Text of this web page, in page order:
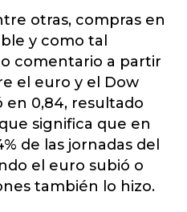
otras, compras en
y como tal
comentario a partir
el euro y el Dow
en 0,84, resultado
significa que en
de las jornadas del
el euro subió o
también lo hizo.